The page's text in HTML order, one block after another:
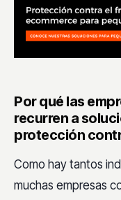
Por qué las
recurren a
protección
Como hay tantos
muchas empresas